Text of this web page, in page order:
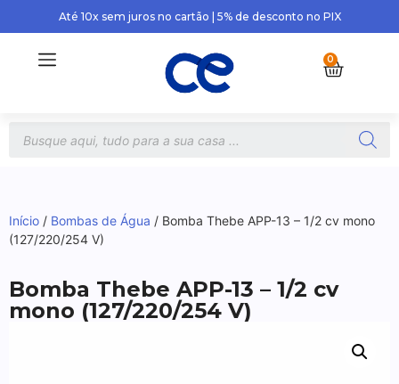
Até 10x sem juros no cartão | 5% de desconto no PIX
0
Início / Bombas de Água / Bomba Thebe APP-13 – 1/2 cv mono
(127/220/254 V)
Bomba Thebe APP-13 – 1/2 cv
mono (127/220/254 V)